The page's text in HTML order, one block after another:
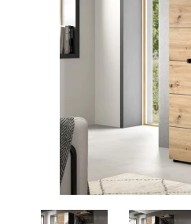
Dětský pokoj
Předsíň, šatna a chodba
Koupelna
Domácnost
Přikrývky
Polštáře
Zobrazit vše
VELIKONOCE